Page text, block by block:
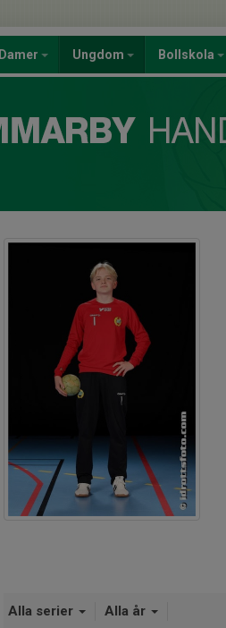
Damer Ungdom Bollskola
Alla serier Alla år